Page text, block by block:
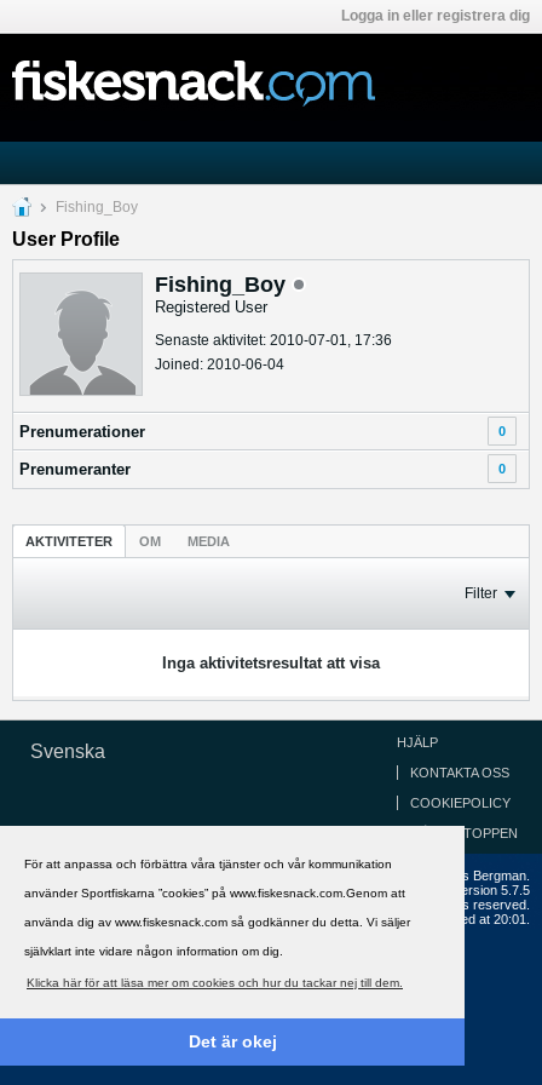
För att anpassa och förbättra våra tjänster och vår kommunikation
använder Sportfiskarna ”cookies” på www.fiskesnack.com.Genom att
använda dig av www.fiskesnack.com så godkänner du detta. Vi säljer
självklart inte vidare någon information om dig.
Klicka här för att läsa mer om cookies och hur du tackar nej till dem.
Det är okej
Logga in eller registrera dig
Fishing_Boy
User Profile
Fishing_Boy
Registered User
Senaste aktivitet: 2010-07-01, 17:36
Joined: 2010-06-04
Prenumerationer 0
Prenumeranter 0
AKTIVITETER OM MEDIA
Filter
Inga aktivitetsresultat att visa
Svenska HJÄLP
KONTAKTA OSS
COOKIEPOLICY
GÅ TILL TOPPEN
Copyright ©2002 - 2021, FiskeSnack.com. Grundad 2002 av Anders Bergman.
Powered byvBulletin®
Version 5.7.5
Copyright © 2026 MH Sub I, LLC dba vBulletin. All rights reserved.
All times are GMT+1. This page was generated at 20:01.